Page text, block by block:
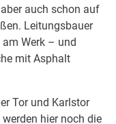
auch schon auf
Leitungsbauer
Werk – und
mit Asphalt
Tor und Karlstor
hier noch die